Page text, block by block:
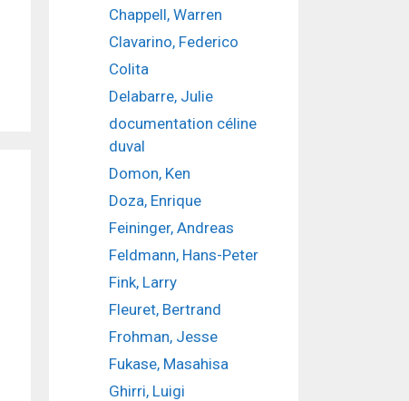
Chappell, Warren
Clavarino, Federico
Colita
Delabarre, Julie
documentation céline
duval
Domon, Ken
Doza, Enrique
Feininger, Andreas
Feldmann, Hans-Peter
Fink, Larry
Fleuret, Bertrand
Frohman, Jesse
Fukase, Masahisa
Ghirri, Luigi